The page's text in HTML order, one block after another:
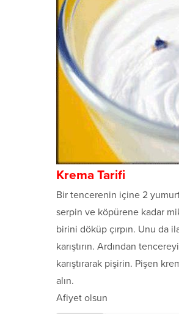
Krema Tarifi
Bir tencerenin içine 2
serpin ve köpürene kadar
birini döküp çırpın. Unu da
karıştırın. Ardından
karıştırarak pişirin. Pişen
alın.
Afiyet olsun